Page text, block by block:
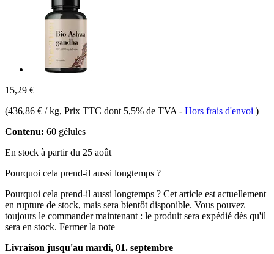
15,29 €
(436,86 € / kg, Prix TTC dont 5,5% de TVA - Hors frais d'envoi )
Contenu: 60 gélules
En stock à partir du 25 août
Pourquoi cela prend-il aussi longtemps ?
Pourquoi cela prend-il aussi longtemps ? Cet article est actuellement
en rupture de stock, mais sera bientôt disponible. Vous pouvez
toujours le commander maintenant : le produit sera expédié dès qu'il
sera en stock. Fermer la note
Livraison jusqu'au mardi, 01. septembre